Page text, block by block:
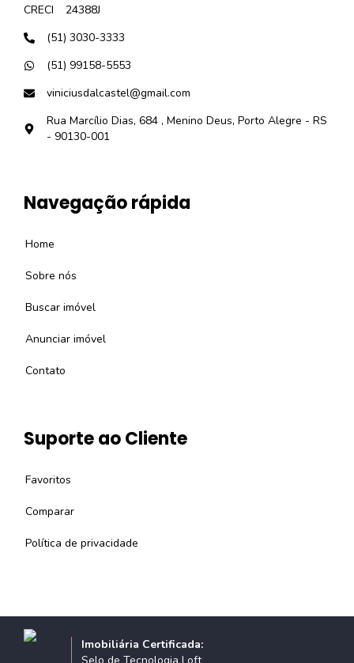
CRECI
24388J
(51) 3030-3333
(51) 99158-5553
viniciusdalcastel@gmail.com
Rua Marcílio Dias, 684 , Menino Deus, Porto Alegre - RS
- 90130-001
Navegação rápida
Home
Sobre nós
Buscar imóvel
Anunciar imóvel
Contato
Suporte ao Cliente
Favoritos
Comparar
Política de privacidade
Imobiliária Certificada: